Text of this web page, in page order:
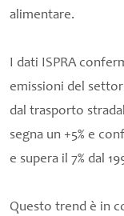
alimentare.
I dati ISPRA
emissioni del
dal trasporto
segna un +5% e
e supera il 7% dal
Questo trend è in